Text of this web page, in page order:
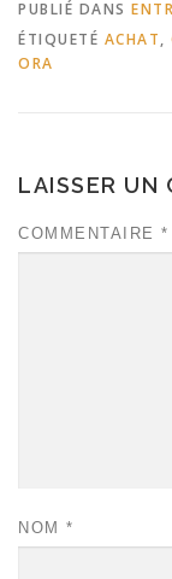
PUBLIÉ DANS
ÉTIQUETÉ ACHAT,
ORA
LAISSER UN
COMMENTAIRE *
NOM *